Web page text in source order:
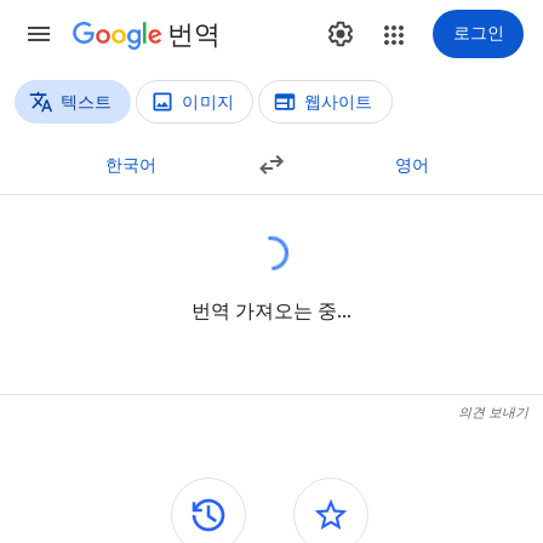
번역 로그인
번역 방법
텍스트 이미지 웹사이트
한국어 영어
번역 가져오는 중...
의견 보내기